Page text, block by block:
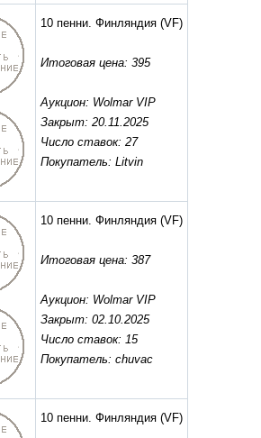
10 пенни. Финляндия(VF)
Итоговая цена: 395
Аукцион: Wolmar VIP
Закрыт: 20.11.2025
Число ставок: 27
Покупатель: Litvin
10 пенни. Финляндия(VF)
Итоговая цена: 387
Аукцион: Wolmar VIP
Закрыт: 02.10.2025
Число ставок: 15
Покупатель: chuvac
10 пенни. Финляндия(VF)